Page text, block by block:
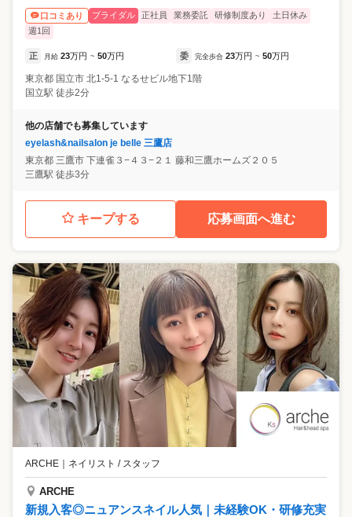
口コミあり ブライダル 正社員 業務委託 研修制度あり
土日休み
週1回
正 月給 23万円 ~ 50万円 委 完全歩合 23万円 ~ 50万円
東京都 国立市 北1-5-1 なるせビル地下1階
国立駅 徒歩2分
他の店舗でも募集しています
eyelash&nailsalon je belle 三鷹店
東京都 三鷹市 下連雀３−４３−２１ 藤和三鷹ホームズ２０５
三鷹駅 徒歩3分
キープする 応募画面へ進む
ARCHE ネイリスト / スタッフ
ARCHE
新規入客◎ニュアンスネイル人気｜未経験OK・研修充実